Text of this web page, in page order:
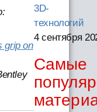
grip on
3D-
технологий
4 сентября
Самые